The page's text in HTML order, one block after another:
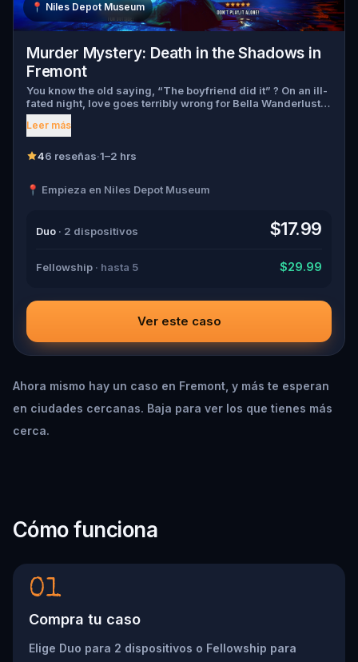
📍 Niles Depot Museum
Murder Mystery: Death in the Shadows in
Fremont
You know the old saying, “The boyfriend did it” ? On an ill-
fated night, love goes terribly wrong for Bella Wanderlust
and Walter Bridges . Bella, a famous travel blogger, was
found dead during a ghost tour led by the theatrical Percy
Walter, the obsessed boyfriend? Percy, the ghost tour
suspects, and expose the real murderer before they strike
Leer más
46 reseñas·1–2 hrs
📍 Empieza en Niles Depot Museum
Duo · 2 dispositivos $17.99
Fellowship · hasta 5 $29.99
Ver este caso
Ahora mismo hay un caso en Fremont, y más te esperan
en ciudades cercanas. Baja para ver los que tienes más
cerca.
Cómo funciona
01
Compra tu caso
Elige Duo para 2 dispositivos o Fellowship para